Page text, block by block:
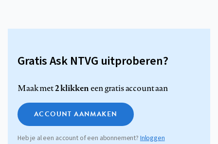
Gratis Ask NTVG uitproberen?
Maak met2 klikkeneen gratis account aan
ACCOUNT AANMAKEN
Heb je al een account of een abonnement?Inloggen